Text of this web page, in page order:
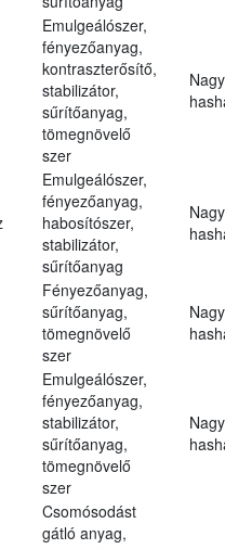
Emulgeálószer,
fényezőanyag,
kontraszterősítő,
stabilizátor,
sűrítőanyag,
tömegnövelő
szer
Emulgeálószer,
fényezőanyag,
habosítószer,
stabilizátor,
sűrítőanyag
Fényezőanyag,
sűrítőanyag,
tömegnövelő
szer
Emulgeálószer,
fényezőanyag,
stabilizátor,
sűrítőanyag,
tömegnövelő
szer
Csomósodást
gátló anyag,